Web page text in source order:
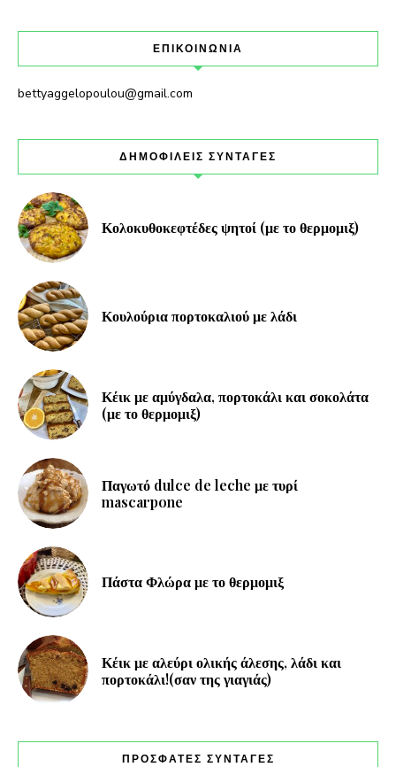
ΕΠΙΚΟΙΝΩΝΙΑ
bettyaggelopoulou@gmail.com
ΔΗΜΟΦΙΛΕΙΣ ΣΥΝΤΑΓΕΣ
Κολοκυθοκεφτέδες ψητοί (με το θερμομιξ)
Κουλούρια πορτοκαλιού με λάδι
Κέικ με αμύγδαλα, πορτοκάλι και σοκολάτα
(με το θερμομιξ)
Παγωτό dulce de leche με τυρί
mascarpone
Πάστα Φλώρα με το θερμομιξ
Κέικ με αλεύρι ολικής άλεσης, λάδι και
πορτοκάλι!(σαν της γιαγιάς)
ΠΡΟΣΦΑΤΕΣ ΣΥΝΤΑΓΕΣ